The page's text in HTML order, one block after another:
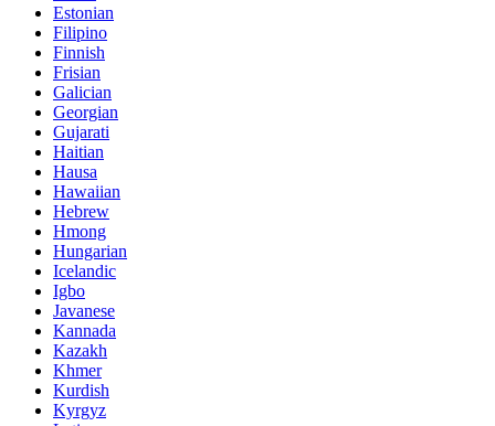
Estonian
Filipino
Finnish
Frisian
Galician
Georgian
Gujarati
Haitian
Hausa
Hawaiian
Hebrew
Hmong
Hungarian
Icelandic
Igbo
Javanese
Kannada
Kazakh
Khmer
Kurdish
Kyrgyz